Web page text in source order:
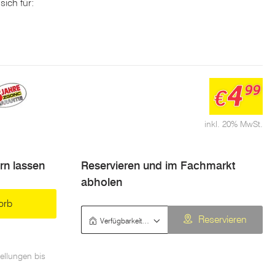
für:
ist er besonders praktisch für Reparaturen,
alter bzw. poröser Schläuche.
inkl. 20% MwSt.
€499
lassen
bis
Reservieren und im Fachmarkt
abholen
Reservieren